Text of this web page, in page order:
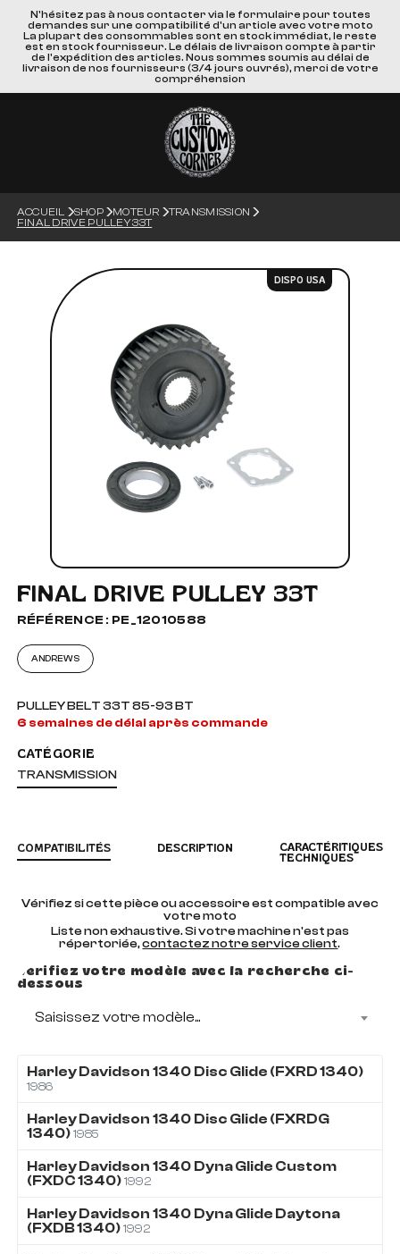
N'hésitez pas à nous contacter via le formulaire pour toutes
demandes sur une compatibilité d'un article avec votre moto
La plupart des consommables sont en stock immédiat, le reste
est en stock fournisseur. Le délais de livraison compte à partir
de l'expédition des articles. Nous sommes soumis au délai de
livraison de nos fournisseurs (3/4 jours ouvrés), merci de votre
compréhension
ACCUEIL SHOP MOTEUR
TRANSMISSION
FINAL DRIVE PULLEY 33T
DISPO USA
FINAL DRIVE PULLEY 33T
RÉFÉRENCE : PE_12010588
ANDREWS
PULLEY BELT 33T 85-93 BT
6 semaines de délai après commande
CATÉGORIE
TRANSMISSION
COMPATIBILITÉS DESCRIPTION
CARACTÉRITIQUES
TECHNIQUES
Vérifiez si cette pièce ou accessoire est compatible avec
votre moto
Liste non exhaustive. Si votre machine n'est pas
répertoriée,contactez notre service client.
Vérifiez votre modèle avec la recherche ci-
dessous
Saisissez votre modèle...
Harley Davidson 1340 Disc Glide (FXRD 1340)
1986
Harley Davidson 1340 Disc Glide (FXRDG
1340) 1985
Harley Davidson 1340 Dyna Glide Custom
(FXDC 1340) 1992
Harley Davidson 1340 Dyna Glide Daytona
(FXDB 1340) 1992